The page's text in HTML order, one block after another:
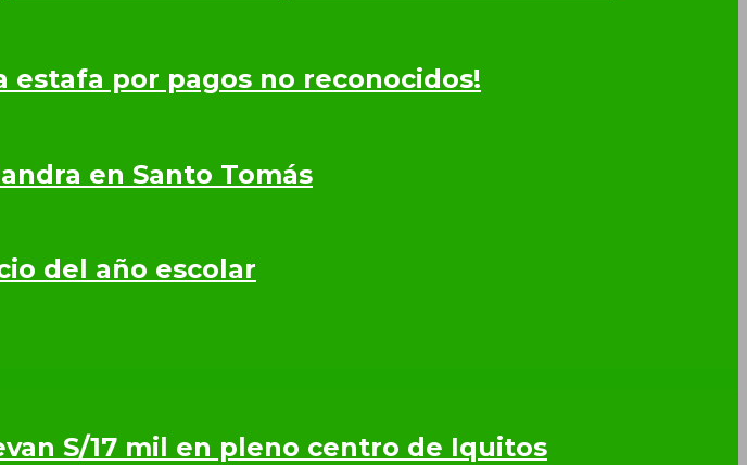
estafa por pagos no reconocidos!
en Santo Tomás
del año escolar
S/17 mil en pleno centro de Iquitos